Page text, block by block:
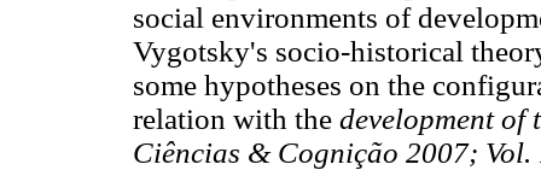
social environments of
Vygotsky's socio-historical
some hypotheses on the
relation with the development
Ciências & Cognição 2007; Vol.